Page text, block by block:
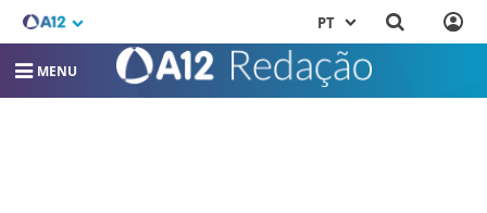
PT
MENU